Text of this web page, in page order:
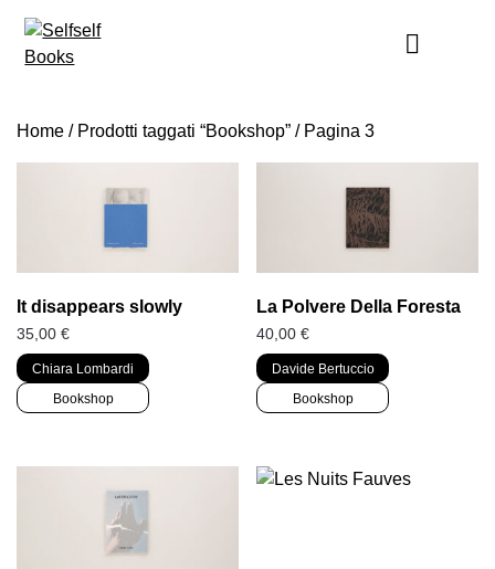
content
Home / Prodotti taggati “Bookshop” / Pagina 3
It disappears slowly
35,00 €
Chiara Lombardi
Bookshop
La Polvere Della Foresta
40,00€
Davide Bertuccio
Bookshop